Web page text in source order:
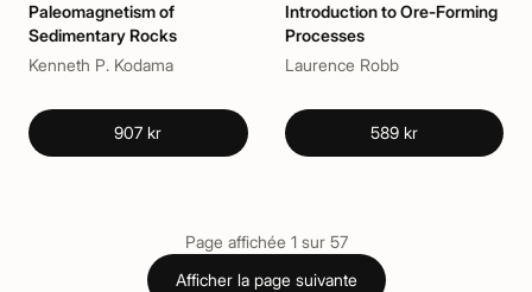
Paleomagnetism of
Sedimentary Rocks
Kenneth P. Kodama
907 kr
Introduction to Ore-Forming
Processes
Laurence Robb
589 kr
Page affichée 1 sur 57
Afficher la page suivante